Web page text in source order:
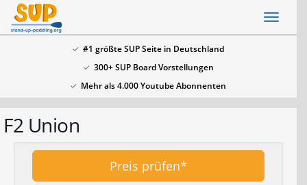
Skip
#1 größte SUP Seite in Deutschland
300+ SUP Board Vorstellungen
Mehr als 4.000 Youtube Abonnenten
F2 Union
Preis prüfen*
SSV: Große Bluefin Sonderangebote
In unserem SUP Board Test 2024 haben wir alle
überzeugt! Aktuell gib es wieder großeBluefin
Sonderangebote hier